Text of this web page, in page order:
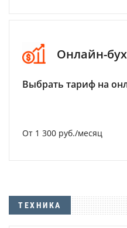
Онлайн-
Выбрать тариф на
От 1 300 руб./месяц
ТЕХНИКА